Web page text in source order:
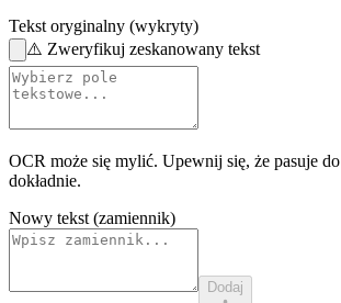
Tekst oryginalny (wykryty)
⚠️ Zweryfikuj zeskanowany tekst
OCR może się mylić. Upewnij się, że pasuje do
dokładnie.
Nowy tekst (zamiennik)
Dodaj